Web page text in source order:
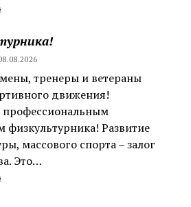
тренеры и ветераны
движения!
профессиональным
Развитие
массового спорта – залог
Это…